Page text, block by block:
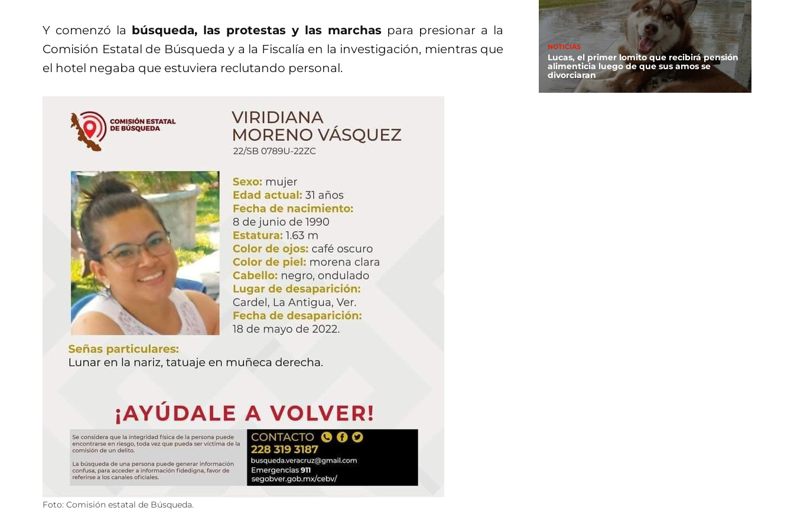
Y comenzó la búsqueda, las protestas y las marchas para presionar a la
Comisión Estatal de Búsqueda y a la Fiscalía en la investigación, mientras que
el hotel negaba que estuviera reclutando personal.
Foto: Comisión estatal de Búsqueda.
NOTICIAS
Lucas, el primer lomito que recibirá pensión
alimenticia luego de que sus amos se
divorciaran